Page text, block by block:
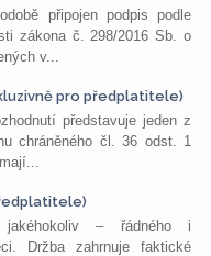
připojen podpis podle
zákona č. 298/2016 Sb. o
v...
pro předplatitele)
představuje jeden z
chráněného čl. 36 odst. 1
jakéhokoliv – řádného i
Držba zahrnuje faktické